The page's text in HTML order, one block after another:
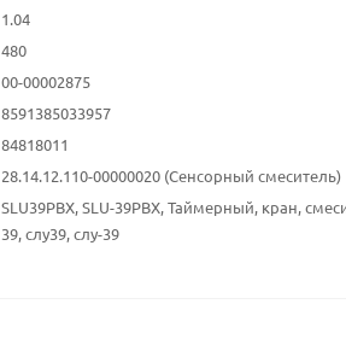
1.04
480
00-00002875
8591385033957
84818011
28.14.12.110-00000020 (Сенсорный смеситель)
SLU39PBX, SLU-39PBX, Таймерный, кран,
39, слу39, слу-39